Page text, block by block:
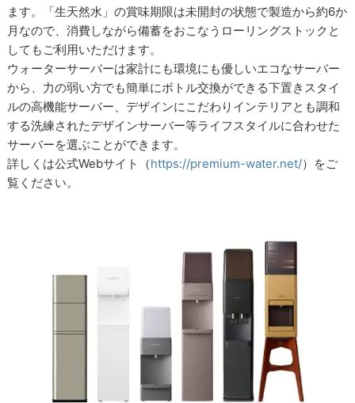
ます。「生天然水」の賞味期限は未開封の状態で製造から約6か
月なので、消費しながら備蓄をおこなうローリングストックと
してもご利用いただけます。
ウォーターサーバーは家計にも環境にも優しいエコなサーバー
から、力の弱い方でも簡単にボトル交換ができる下置きスタイ
ルの高機能サーバー、デザインにこだわりインテリアとも調和
する洗練されたデザインサーバー等ライフスタイルに合わせた
サーバーを選ぶことができます。
詳しくは公式Webサイト（https://premium-water.net/）をご
覧ください。